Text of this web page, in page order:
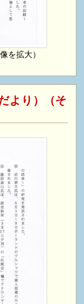
を拡大）
より）（そ